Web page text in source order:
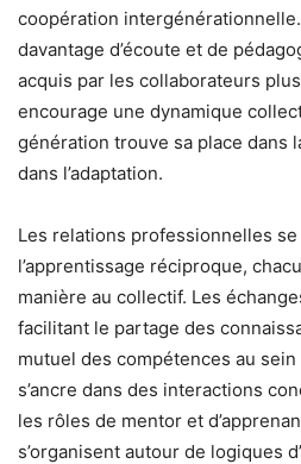
coopération
davantage d’écoute et de
acquis par les collaborateurs
encourage une dynamique
génération trouve sa place dans
dans l’adaptation.
Les relations professionnelles
l’apprentissage réciproque,
manière au collectif. Les
facilitant le partage des
mutuel des compétences au
s’ancre dans des interactions
les rôles de mentor et
s’organisent autour de logiques